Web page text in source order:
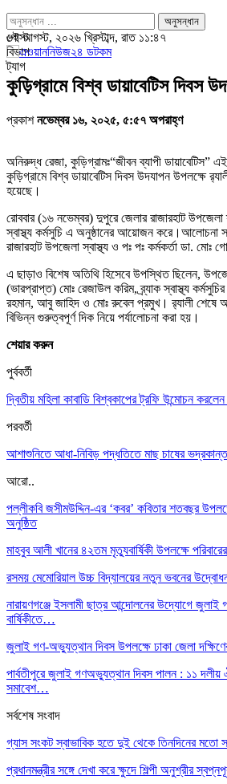
পোস্ট
বিভাগ
ট্যাগ
৬ই আগস্ট, ২০২৬ খ্রিস্টাব্দ, রাত ১১:৪৭
কুড়িগ্রামে বিশ্ব ডায়াবেটিস দিবস
প্রকাশনভেম্বর ১৬, ২০২৫, ৫:৫৭ অপরাহ্ণ
অনিরুদ্ধ রেজা, কুড়িগ্রামঃ“জীবন ব্যাপী ডায়াবেটিস”
কুড়িগ্রামে বিশ্ব ডায়াবেটিস দিবস উদযাপন উপলক্ষে
হয়েছে।
রোববার (১৬ নভেম্বর) দুপুরে জেলার রাজারহাট উপজেলা
স্বাস্থ্য কর্মসুচি এ অনুষ্ঠানের আয়োজন করে।আলোচনা
রাজারহাট উপজেলা স্বাস্থ্য ও পঃ পঃ কর্মকর্তা ডা. মোঃ
এ ছাড়াও বিশেষ অতিথি হিসেবে উপস্থিত ছিলেন,
(ভারপ্রাপ্ত) মোঃ রেজাউল করিম, ব্র্যাক স্বাস্থ্য
রহমান, আবু জাহিদ ও মোঃ রুবেল প্রমুখ। র‍্যালী শেষে
বিভিন্ন গুরুত্বপূর্ণ দিক নিয়ে পর্যালোচনা করা হয়।
শেয়ার করুন
পুর্ববর্তী
দ্বিতীয় মহিলা কাবাডি বিশ্বকাপের ট্রফি উন্মোচন করলেন
পরবর্তী
আশাশুনিতে আধা-নিবিড় পদ্ধতিতে মাছ চাষের
আরো..
পল্লীকবি জসীমউদ্দিন-এর ‘কবর’ কবিতার শতবছর
অনুষ্ঠিত
মাহবুব আলী খানের ৪২তম মৃত্যুবার্ষিকী উপলক্ষে
রসময় মেমোরিয়াল উচ্চ বিদ্যালয়ের নতুন ভবনের
নারায়ণগঞ্জে ইসলামী ছাত্র আন্দোলনের উদ্যোগে
বার্ষিকীতে…
জুলাই গণ-অভ্যুত্থান দিবস উপলক্ষে ঢাকা জেলা
পার্বতীপুরে জুলাই গণঅভ্যুত্থান দিবস পালন : ১১ দলীয়
সমাবেশ…
সর্বশেষ সংবাদ
গ্যাস সংকট স্বাভাবিক হতে দুই থেকে তিনদিনের মতো
প্রধানমন্ত্রীর সঙ্গে দেখা করে ক্ষুদে শিল্পী অনুশ্রীর